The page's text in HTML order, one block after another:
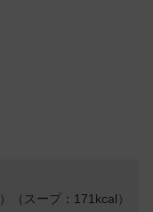
（スープ：171kcal）